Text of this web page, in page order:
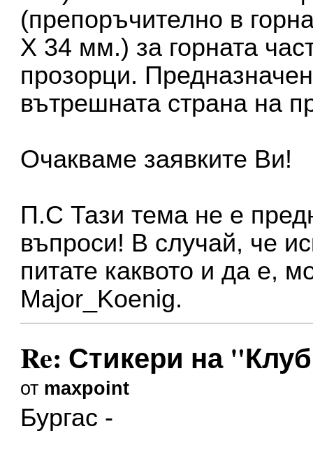
(препоръчително в
Х 34 мм.) за горната
прозорци.
вътрешната страна на
Очакваме заявките Ви!
П.С Тази тема не е
въпроси! В случай, че
питате каквото и да е,
Major_Koenig.
Re: Стикери на
от maxpoint
Бургас -